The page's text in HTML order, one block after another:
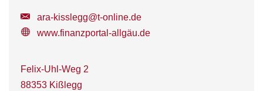
ara-kisslegg@t-online.de
www.finanzportal-allgäu.de
Felix-Uhl-Weg 2
88353 Kißlegg